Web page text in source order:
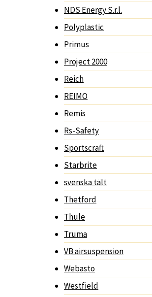
NDS Energy S.r.l.
Polyplastic
Primus
Project 2000
Reich
REIMO
Remis
Rs-Safety
Sportscraft
Starbrite
svenska tält
Thetford
Thule
Truma
VB airsuspension
Webasto
Westfield